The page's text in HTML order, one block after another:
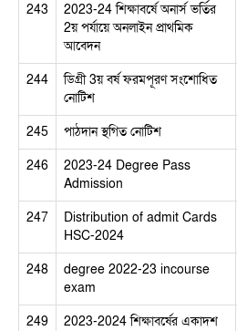
243
2023-24 শিক্ষাবর্ষে অনার্স ভর্তির
2য় পর্যায়ে অনলাইন প্রাথমিক
আবেদন
244
ডিগ্রী 3য় বর্ষ ফরমপূরণ সংশোধিত
নোটিশ
245 পাঠদান স্থগিত নোটিশ
246
2023-24 Degree Pass
Admission
247
Distribution of admit Cards
HSC-2024
248
degree 2022-23 incourse
exam
249
2023-2024 শিক্ষাবর্ষের একাদশ